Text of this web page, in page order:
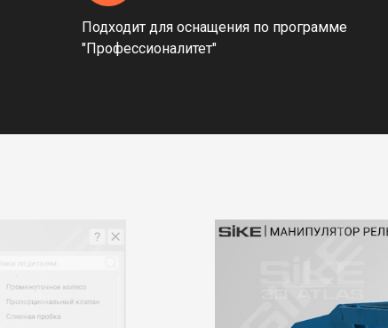
Подходит для оснащения по программе
"Профессионалитет"